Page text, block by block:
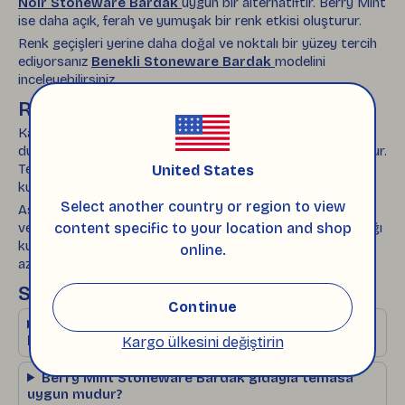
United States
Select another country or region to view
content specific to your location and shop
online.
Continue
Kargo ülkesini değiştirin
ise daha açık, ferah ve yumuşak bir renk etkisi oluşturur.
Renk geçişleri yerine daha doğal ve noktalı bir yüzey tercih
ediyorsanız Benekli Stoneware Bardak modelini
inceleyebilirsiniz.
Renkli Sırlı Yüzeyin Bakımı
Kahve ve çay kalıntılarını kullanım sonrasında bekletmeden
durulamak, parlak sırlı yüzeyin temiz kalmasına yardımcı olur.
Temizlik için yumuşak sünger ve nazik bulaşık deterjanı
kullanılmalıdır.
Aşındırıcı temizleyiciler ve sert kazıyıcılar yüzeyde çizilme
veya matlaşmaya neden olabilir. Yıkama sonrasında bardağı
kurulamak, renklerin daha temiz görünmesini ve su izlerinin
azalmasını sağlar.
Sıkça Sorulan Sorular
Stoneware gövde kullanım sırasında nasıl
hissedilir?
Berry Mint Stoneware Bardak gıdayla temasa
uygun mudur?